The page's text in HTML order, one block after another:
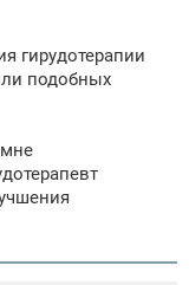
гирудотерапии
подобных